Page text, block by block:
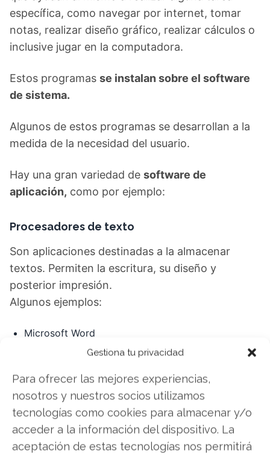
Gestiona tu privacidad
Para ofrecer las mejores experiencias,
nosotros y nuestros socios utilizamos
tecnologías como cookies para almacenar y/o
acceder a la información del dispositivo. La
aceptación de estas tecnologías nos permitirá
específica, como navegar por internet, tomar
notas, realizar diseño gráfico, realizar cálculos o
inclusive jugar en la computadora.
se instalan sobre el software
de sistema.
medida de la necesidad del usuario.
Hay una gran variedad de
software de
aplicación,
como por ejemplo:
Procesadores de texto
Son aplicaciones destinadas a la almacenar
textos. Permiten la escritura, su diseño y
posterior impresión.
Algunos ejemplos:
Microsoft Word
Apple iWork-Pages
Documentos de Google
Hojas de Cálculo
Utilizadas para organizar datos y realizar análisis
financieros. Se utiliza en la mayoría de las